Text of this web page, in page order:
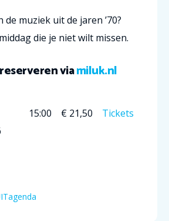
muziek uit de jaren ’70?
die je niet wilt missen.
viamiluk.nl
15:00 € 21,50 Tickets